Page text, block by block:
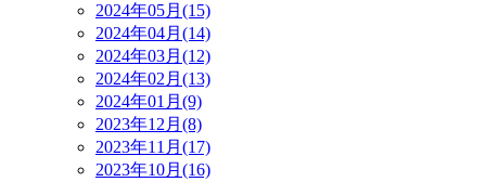
2024年05月(15)
2024年04月(14)
2024年03月(12)
2024年02月(13)
2024年01月(9)
2023年12月(8)
2023年11月(17)
2023年10月(16)